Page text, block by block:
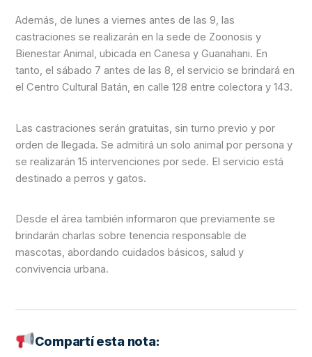
Además, de lunes a viernes antes de las 9, las
castraciones se realizarán en la sede de Zoonosis y
Bienestar Animal, ubicada en Canesa y Guanahani. En
tanto, el sábado 7 antes de las 8, el servicio se brindará en
el Centro Cultural Batán, en calle 128 entre colectora y 143.
Las castraciones serán gratuitas, sin turno previo y por
orden de llegada. Se admitirá un solo animal por persona y
se realizarán 15 intervenciones por sede. El servicio está
destinado a perros y gatos.
Desde el área también informaron que previamente se
brindarán charlas sobre tenencia responsable de
mascotas, abordando cuidados básicos, salud y
convivencia urbana.
Compartí esta nota: